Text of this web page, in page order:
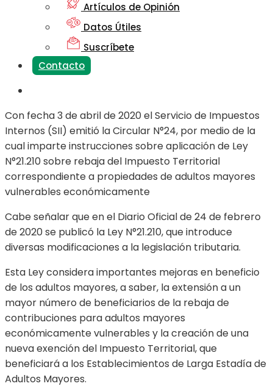
Artículos de Opinión
Datos Útiles
Suscríbete
Contacto
Con fecha 3 de abril de 2020 el Servicio de Impuestos
Internos (SII) emitió la Circular N°24, por medio de la
cual imparte instrucciones sobre aplicación de Ley
N°21.210 sobre rebaja del Impuesto Territorial
correspondiente a propiedades de adultos mayores
vulnerables económicamente
Cabe señalar que en el Diario Oficial de 24 de febrero
de 2020 se publicó la Ley N°21.210, que introduce
diversas modificaciones a la legislación tributaria.
Esta Ley considera importantes mejoras en beneficio
de los adultos mayores, a saber, la extensión a un
mayor número de beneficiarios de la rebaja de
contribuciones para adultos mayores
económicamente vulnerables y la creación de una
nueva exención del Impuesto Territorial, que
beneficiará a los Establecimientos de Larga Estadía de
Adultos Mayores.